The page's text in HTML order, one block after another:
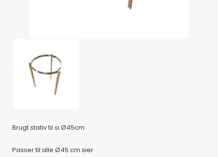
Brugt stativ til si Ø45cm
Passer til alle Ø45 cm sier